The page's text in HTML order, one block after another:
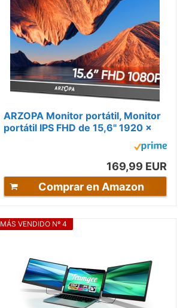
ARZOPA Monitor portátil, Monitor
portátil IPS FHD de 15,6" 1920 ×
169,99 EUR
Comprar en Amazon
MÁS VENDIDO Nº 4